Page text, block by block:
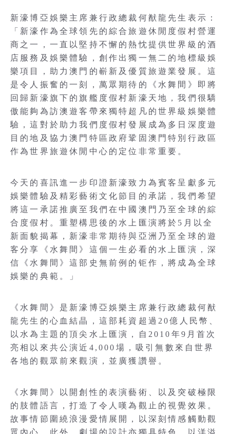
新濠博亞娛樂主席兼行政總裁何猷龍先生表示：
「新濠作為全球領先的綜合旅遊休閒度假村營運
商之一，一直以堅持不懈的熱忱提供世界級的酒
店服務及娛樂體驗，創作出獨一無二的地標級娛
樂項目，助力澳門的嶄新及優質旅遊業發展。這
是令人振奮的一刻，萬眾期待的《水舞間》即將
回歸新濠旗下的旗艦度假村新濠天地，我們很驕
傲能夠為訪澳遊客帶來獨特超凡的世界級娛樂體
驗，這對於助力我們度假村發展成為多日深度遊
目的地及協力澳門特區政府鞏固澳門特別行政區
作為世界旅遊休閒中心的定位非常重要。
今天的喜訊進一步印證新濠致力為賓客呈獻多元
娛樂體驗及精彩藝術文化節目的承諾，我們希望
將這一承諾推廣至我們在中國澳門乃至全球的綜
合度假村。重塑構思後的水上匯演將於5月以全
新面貌揭幕，新濠非常期待與亞洲乃至全球的遊
客分享《水舞間》這個一生必看的水上匯演，深
信《水舞間》這部史無前例的钜作，將成為全球
娛樂的典範。」
《水舞間》是新濠博亞娛樂主席兼行政總裁何猷
龍先生的心血結晶，這部耗資超過20億人民幣、
以水為主題的頂尖水上匯演，自2010年9月首次
亮相以來共公演近4,000場，吸引無數來自世界
各地的觀眾前來觀演，並廣獲讚譽。
《水舞間》以開創性的表演藝術、以及突破極限
的肢體語言，打造了令人嘆為觀止的視覺效果。
故事情節圍繞浪漫愛情展開，以深刻情感觸動觀